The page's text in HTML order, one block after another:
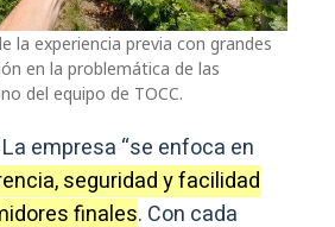
la experiencia previa con grandes
en la problemática de las
del equipo de TOCC.
La empresa “se enfoca en
seguridad y facilidad
finales. Con cada